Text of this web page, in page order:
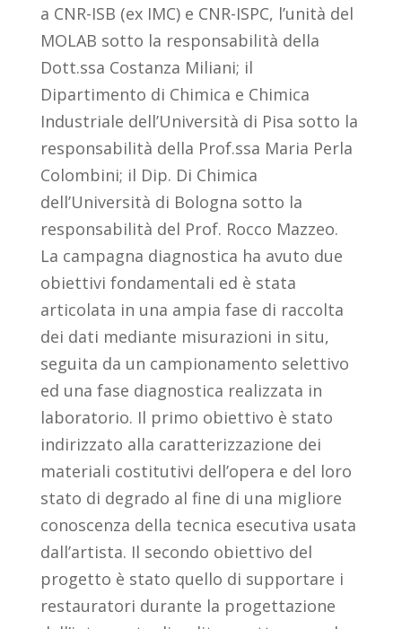
a CNR-ISB (ex IMC) e CNR-ISPC, l’unità del
MOLAB sotto la responsabilità della
Dott.ssa Costanza Miliani; il
Dipartimento di Chimica e Chimica
Industriale dell’Università di Pisa sotto la
responsabilità della Prof.ssa Maria Perla
Colombini; il Dip. Di Chimica
dell’Università di Bologna sotto la
responsabilità del Prof. Rocco Mazzeo.
La campagna diagnostica ha avuto due
obiettivi fondamentali ed è stata
articolata in una ampia fase di raccolta
dei dati mediante misurazioni in situ,
seguita da un campionamento selettivo
ed una fase diagnostica realizzata in
laboratorio. Il primo obiettivo è stato
indirizzato alla caratterizzazione dei
materiali costitutivi dell’opera e del loro
stato di degrado al fine di una migliore
conoscenza della tecnica esecutiva usata
dall’artista. Il secondo obiettivo del
progetto è stato quello di supportare i
restauratori durante la progettazione